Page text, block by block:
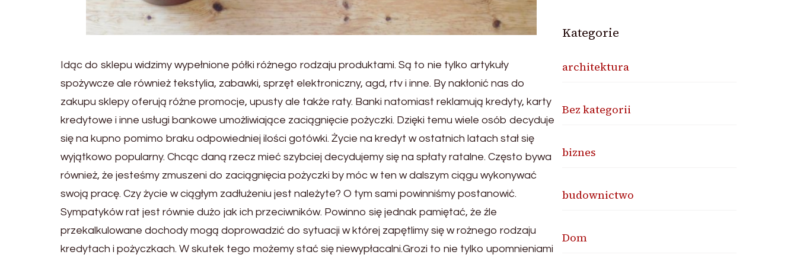
Idąc do sklepu widzimy wypełnione półki różnego rodzaju produktami. Są to nie tylko artykuły
spożywcze ale również tekstylia, zabawki, sprzęt elektroniczny, agd, rtv i inne. By nakłonić nas do
zakupu sklepy oferują różne promocje, upusty ale także raty. Banki natomiast reklamują kredyty, karty
kredytowe i inne usługi bankowe umożliwiające zaciągnięcie pożyczki. Dzięki temu wiele osób decyduje
się na kupno pomimo braku odpowiedniej ilości gotówki. Życie na kredyt w ostatnich latach stał się
wyjątkowo popularny. Chcąc daną rzecz mieć szybciej decydujemy się na spłaty ratalne. Często bywa
również, że jesteśmy zmuszeni do zaciągnięcia pożyczki by móc w ten w dalszym ciągu wykonywać
swoją pracę. Czy życie w ciągłym zadłużeniu jest należyte? O tym sami powinniśmy postanowić.
Sympatyków rat jest równie dużo jak ich przeciwników. Powinno się jednak pamiętać, że źle
przekalkulowane dochody mogą doprowadzić do sytuacji w której zapętlimy się w rożnego rodzaju
kredytach i pożyczkach. W skutek tego możemy stać się niewypłacalni.Grozi to nie tylko upomnieniami
Kategorie
architektura
Bez kategorii
biznes
budownictwo
Dom